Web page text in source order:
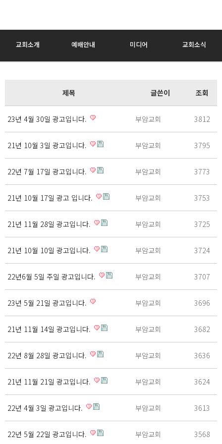
교회소개 예배안내 미디어 교회소식
제목 글쓴이 조회
23년 4월 30일 광고입니다. 부암교회 3812
21년 10월 3일 광고입니다. 부암교회 3795
22년 7월 17일 광고입니다. 부암교회 3773
21년 10월 17일 광고 입니다. 부암교회 3753
21년 11월 28일 광고입니다. 부암교회 3725
21년 10월 10일 광고입니다. 부암교회 3724
22년6월 5일 주일 광고입니다. 부암교회 3707
23년 5월 21일 광고입니다. 부암교회 3696
21년 11월 14일 광고입니다. 부암교회 3682
22년 8월 28일 광고입니다. 부암교회 3636
21년 11월 21일 광고입니다. 부암교회 3624
22년 4월 3일 광고입니다. 부암교회 3613
22년 5월 22일 광고입니다. 부암교회 3568